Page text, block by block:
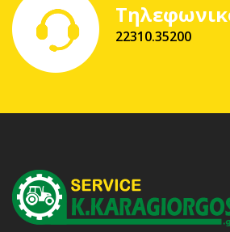
22310.35200